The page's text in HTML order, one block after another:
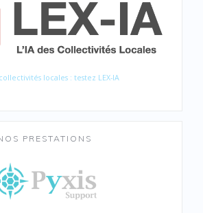
locales : testez LEX-IA
PRESTATIONS